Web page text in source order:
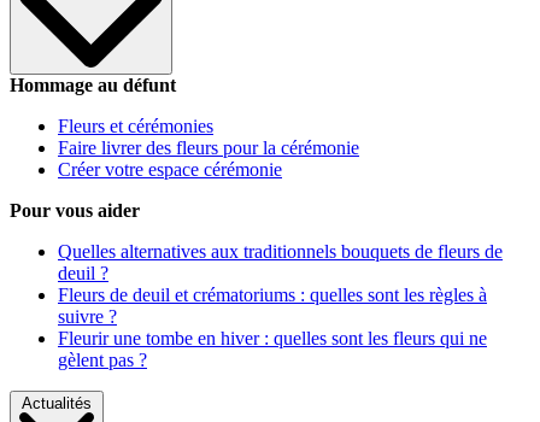
Hommage au défunt
Fleurs et cérémonies
Faire livrer des fleurs pour la cérémonie
Créer votre espace cérémonie
Pour vous aider
Quelles alternatives aux traditionnels bouquets de fleurs de
deuil ?
Fleurs de deuil et crématoriums : quelles sont les règles à
suivre ?
Fleurir une tombe en hiver : quelles sont les fleurs qui ne
gèlent pas ?
Actualités